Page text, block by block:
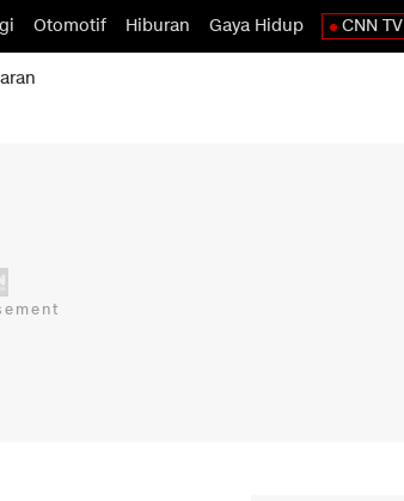
Otomotif Hiburan Gaya Hidup CNN TV